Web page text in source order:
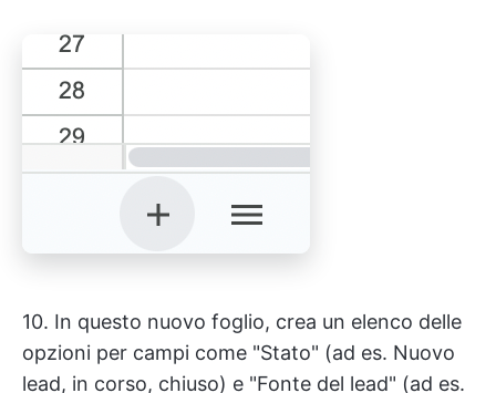
10. In questo nuovo foglio, crea un elenco delle
opzioni per campi come "Stato" (ad es. Nuovo
lead, in corso, chiuso) e "Fonte del lead" (ad es.